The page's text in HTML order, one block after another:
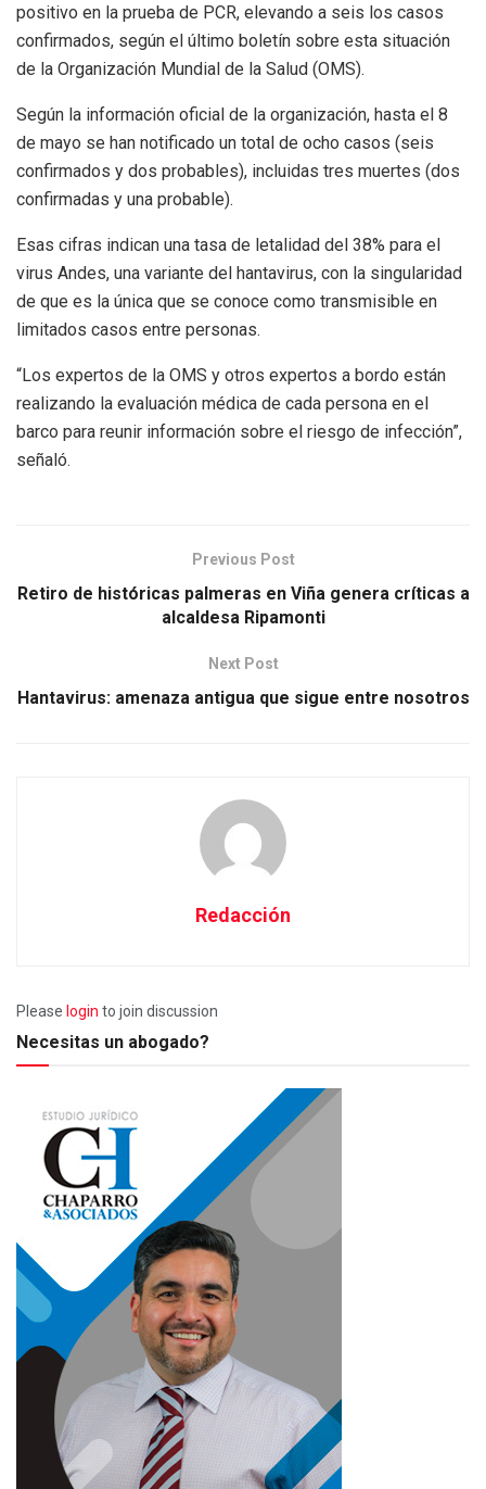
positivo en la prueba de PCR, elevando a seis los casos
confirmados, según el último boletín sobre esta situación
de la Organización Mundial de la Salud (OMS).
Según la información oficial de la organización, hasta el 8
de mayo se han notificado un total de ocho casos (seis
confirmados y dos probables), incluidas tres muertes (dos
confirmadas y una probable).
Esas cifras indican una tasa de letalidad del 38% para el
virus Andes, una variante del hantavirus, con la singularidad
de que es la única que se conoce como transmisible en
limitados casos entre personas.
“Los expertos de la OMS y otros expertos a bordo están
realizando la evaluación médica de cada persona en el
barco para reunir información sobre el riesgo de infección”,
señaló.
Previous Post
Retiro de históricas palmeras en Viña genera críticas a
alcaldesa Ripamonti
Next Post
Hantavirus: amenaza antigua que sigue entre nosotros
Redacción
Please login to join discussion
Necesitas un abogado?